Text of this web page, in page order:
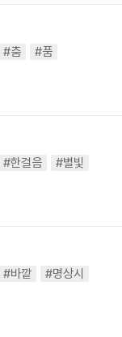
#춤
#품
#한걸음
#별빛
#바깥
#명상시